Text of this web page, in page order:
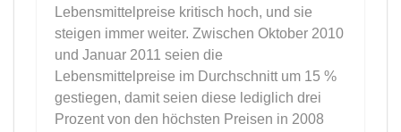
Lebensmittelpreise kritisch hoch, und sie
steigen immer weiter. Zwischen Oktober 2010
und Januar 2011 seien die
Lebensmittelpreise im Durchschnitt um 15 %
gestiegen, damit seien diese lediglich drei
Prozent von den höchsten Preisen in 2008